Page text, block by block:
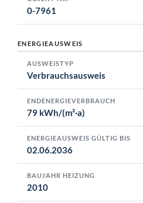
0-7961
ENERGIEAUSWEIS
AUSWEISTYP
Verbrauchsausweis
ENDENERGIEVERBRAUCH
79 kWh/(m²·a)
ENERGIEAUSWEIS GÜLTIG BIS
02.06.2036
BAUJAHR HEIZUNG
2010